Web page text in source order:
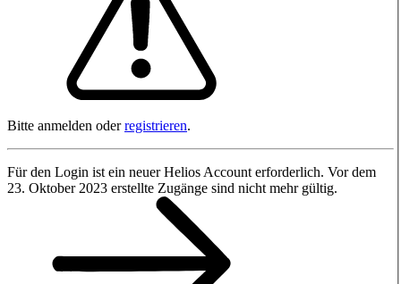
Bitte anmelden oderregistrieren.
Für den Login ist ein neuer Helios Account erforderlich. Vor dem
23. Oktober 2023 erstellte Zugänge sind nicht mehr gültig.